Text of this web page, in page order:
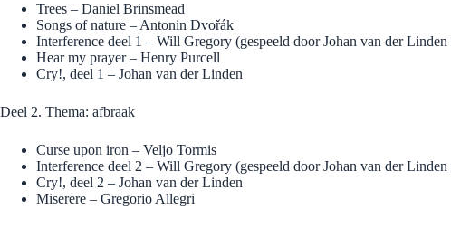
Trees – Daniel Brinsmead
Songs of nature – Antonin Dvořák
Interference deel 1 – Will Gregory (gespeeld door Johan van der
Hear my prayer – Henry Purcell
Cry!, deel 1 – Johan van der Linden
Deel 2. Thema: afbraak
Curse upon iron – Veljo Tormis
Interference deel 2 – Will Gregory (gespeeld door Johan van der
Cry!, deel 2 – Johan van der Linden
Miserere – Gregorio Allegri